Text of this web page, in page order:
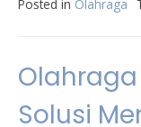
Posted in Olahraga
Solusi